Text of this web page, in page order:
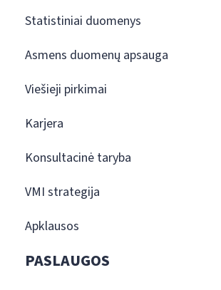
Statistiniai duomenys
Asmens duomenų apsauga
Viešieji pirkimai
Karjera
Konsultacinė taryba
VMI strategija
Apklausos
PASLAUGOS